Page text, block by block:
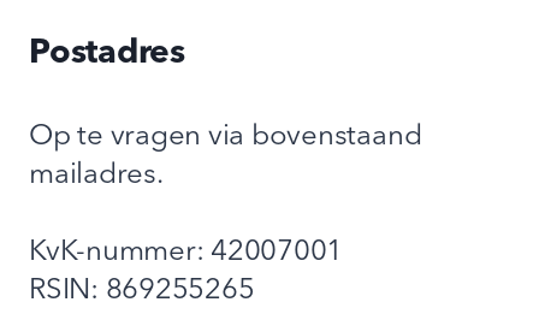
Postadres
Op te vragen via bovenstaand
mailadres.
KvK-nummer: 42007001
RSIN: 869255265